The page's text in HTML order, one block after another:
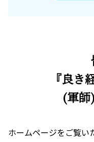
『良き
(軍
ホームページをご覧い